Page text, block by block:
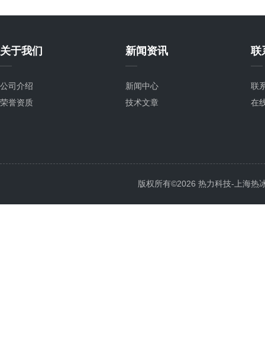
关于我们
公司介绍
荣誉资质
新闻资讯
新闻中心
技术文章
联
联
在
版权所有©2026 热力科技-上海